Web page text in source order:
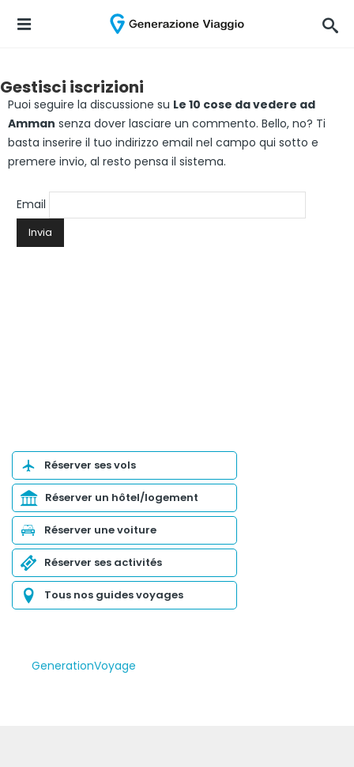
Gestisci iscrizioni
Puoi seguire la discussione su Le 10 cose da vedere ad
Amman senza dover lasciare un commento. Bello, no? Ti
basta inserire il tuo indirizzo email nel campo qui sotto e
premere invio, al resto pensa il sistema.
Email
Réserver ses vols
Réserver un hôtel/logement
Réserver une voiture
Réserver ses activités
Tous nos guides voyages
GenerationVoyage